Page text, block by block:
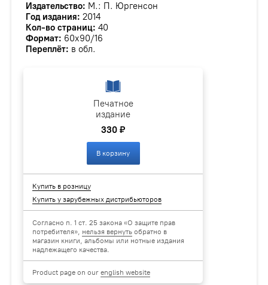
Издательство: М.: П. Юргенсон
Год издания: 2014
Кол-во страниц: 40
Формат: 60х90/16
Переплёт: в обл.
Печатное
издание
330 ₽
В корзину
Купить в розницу
Купить у зарубежных дистрибьюторов
Согласно п. 1 ст. 25 закона «О защите прав
потребителя», нельзя вернуть обратно в
магазин книги, альбомы или нотные издания
надлежащего качества.
Product page on ourenglish website